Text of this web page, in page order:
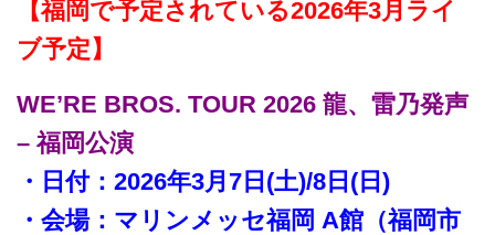
【福岡で予定されている2026年3月ライ
ブ予定】
WE’RE BROS. TOUR 2026 龍、雷乃発声
– 福岡公演
・日付：2026年3月7日(土)/8日(日)
・会場：マリンメッセ福岡 A館（福岡市